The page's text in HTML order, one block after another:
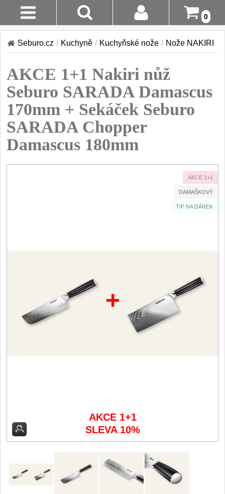
0
Stav
Objednávky
Doručení A
Platba
Vrácení Do
14 Dnů
Reklamace
KUCHYNĚ
Kuchyňské nože
Sady kuchyňských nožů
Šéfkuchařské nože 30
Univerzální nože50
Nože na ovoce a zeleninu
Doplňky k nožům
Vodní filtry a konvice
Seburo.cz / Kuchyně / Kuchyňské nože / Nože NAKIRI
AKCE 1+1 Nakiri nůž
Seburo SARADA Damascus
170mm + Sekáček Seburo
SARADA Chopper
Damascus 180mm
AKCE 1+1
DAMAŠKOVÝ
TIP NA DÁREK
+
AKCE 1+1
SLEVA 10%